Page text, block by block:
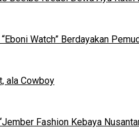
Watch” Berdayakan
ala Cowboy
Fashion Kebaya